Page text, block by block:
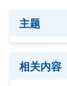
主题
相关内容